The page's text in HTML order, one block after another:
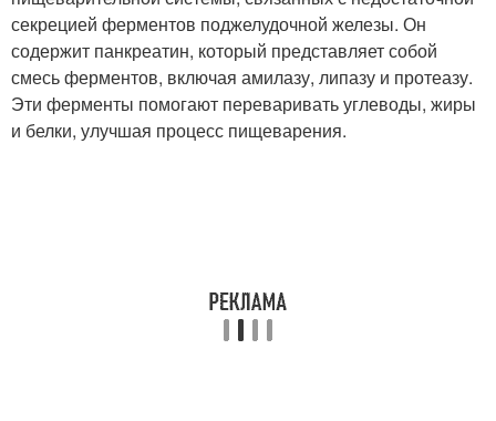
секрецией ферментов поджелудочной железы. Он
содержит панкреатин, который представляет собой
смесь ферментов, включая амилазу, липазу и протеазу.
Эти ферменты помогают переваривать углеводы, жиры
и белки, улучшая процесс пищеварения.